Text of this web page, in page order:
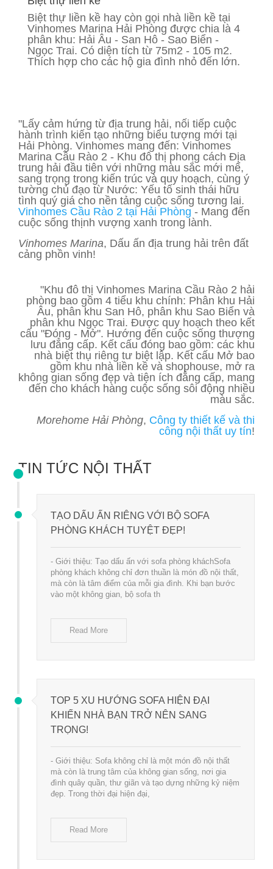
Biệt thự liền kề hay còn gọi nhà liền kề tại
Vinhomes Marina Hải Phòng được chia là 4
phân khu: Hải Âu - San Hô - Sao Biển -
Ngọc Trai. Có diện tích từ 75m2 - 105 m2.
Thích hợp cho các hộ gia đình nhỏ đến lớn.
"Lấy cảm hứng từ địa trung hải, nối tiếp cuộc
hành trình kiến tạo những biểu tượng mới tại
Hải Phòng. Vinhomes mang đến: Vinhomes
Marina Cầu Rào 2 - Khu đô thị phong cách Địa
trung hải đầu tiên với những màu sắc mới mể,
sang trọng trong kiến trúc và quy hoạch, cùng ý
tường chủ đạo từ Nước: Yếu tố sinh thái hữu
tình quý giá cho nền tảng cuộc sống tương lai.
Vinhomes Cầu Rào 2 tại Hải Phòng - Mang đến
cuộc sống thịnh vượng xanh trong lành.
Vinhomes Marina, Dấu ấn địa trung hải trên đất
cảng phồn vinh!
"Khu đô thị Vinhomes Marina Cầu Rào 2 hải
phòng bao gồm 4 tiểu khu chính: Phân khu Hải
Âu, phân khu San Hô, phân khu Sao Biển và
phân khu Ngọc Trai. Được quy hoạch theo kết
cấu "Đóng - Mở". Hướng đến cuộc sống thượng
lưu đẳng cấp. Kết cấu đóng bao gồm: các khu
nhà biệt thụ riêng tư biệt lập. Kết cấu Mở bao
gồm khu nhà liền kề và shophouse, mở ra
không gian sống đẹp và tiện ích đẳng cấp, mang
đến cho khách hàng cuộc sống sôi động nhiều
màu sắc.
Morehome Hải Phòng, Công ty thiết kế và thi
công nội thất uy tín!
TIN TỨC NỘI THẤT
TẠO DẤU ẤN RIÊNG VỚI BỘ SOFA
PHÒNG KHÁCH TUYỆT ĐẸP!
- Giới thiệu: Tạo dấu ấn với sofa phòng kháchSofa
phòng khách không chỉ đơn thuần là món đồ nội thất,
mà còn là tâm điểm của mỗi gia đình. Khi bạn bước
vào một không gian, bộ sofa th
Read More
TOP 5 XU HƯỚNG SOFA HIỆN ĐẠI
KHIẾN NHÀ BẠN TRỞ NÊN SANG
TRỌNG!
- Giới thiệu: Sofa không chỉ là một món đồ nội thất
mà còn là trung tâm của không gian sống, nơi gia
đình quây quần, thư giãn và tạo dựng những kỷ niệm
đẹp. Trong thời đại hiện đại,
Read More